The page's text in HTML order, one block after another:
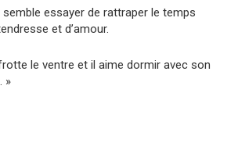
semble essayer de rattraper le temps
et d’amour.
le ventre et il aime dormir avec son
»